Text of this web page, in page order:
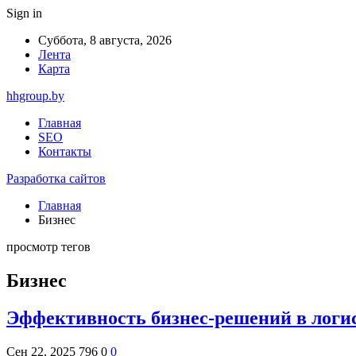
Sign in
Суббота, 8 августа, 2026
Лента
Карта
hhgroup.by
Главная
SEO
Контакты
Разработка сайтов
Главная
Бизнес
просмотр тегов
Бизнес
Эффективность бизнес-решений в
Сен 22, 2025 796 0 0